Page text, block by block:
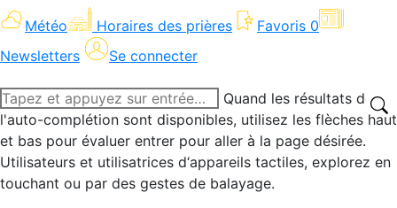
Météo Horaires des prières Favoris 0
Newsletters
Se connecter
Recherche
:
Quand les résultats de
l'auto-complétion sont disponibles, utilisez les flèches haut
et bas pour évaluer entrer pour aller à la page désirée.
Utilisateurs et utilisatrices d‘appareils tactiles, explorez en
touchant ou par des gestes de balayage.